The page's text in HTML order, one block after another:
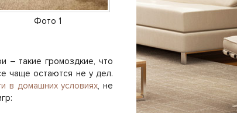
Фото 1
– такие громоздкие, что
чаще остаются не у дел.
в домашних условиях, не